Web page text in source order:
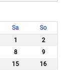
Sa
So
1
2
8
9
15
16